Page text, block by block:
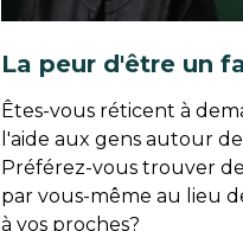
La peur d'être un
Êtes-vous réticent à
l'aide aux gens autour
Préférez-vous trouver
par vous-même au lieu
à vos proches?